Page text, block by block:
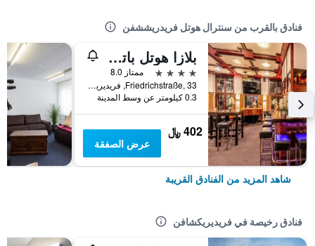
فنادق بالقرب من سنترال هوتل فريدريششفن
بلازا هوتل باتشهورنر هوف
4 نجوم
ممتاز 8.0
Friedrichstraße, 33, فريديريكشافن, بادن - فورتمبيرغ, ألمانيا
0.3 كيلومتر عن وسط المدينة
402 ﷼
عرض الصفقة
شاهد المزيد من الفنادق القريبة
فنادق رخيصة في فريديريكشافن